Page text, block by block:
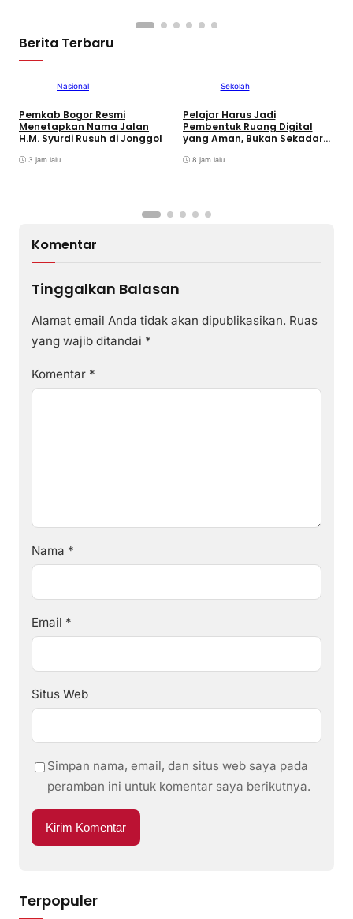
Berita Terbaru
Nasional
Pemkab Bogor Resmi
Menetapkan Nama Jalan
H.M. Syurdi Rusuh di Jonggol
3 jam lalu
Sekolah
Pelajar Harus Jadi
Pembentuk Ruang Digital
yang Aman, Bukan Sekadar
8 jam lalu
Komentar
Tinggalkan Balasan
Alamat email Anda tidak akan dipublikasikan. Ruas
yang wajib ditandai *
Komentar *
Nama *
Email *
Situs Web
Simpan nama, email, dan situs web saya pada
peramban ini untuk komentar saya berikutnya.
Terpopuler